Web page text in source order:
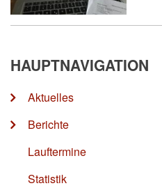
HAUPTNAVIGATION
Aktuelles
Berichte
Lauftermine
Statistik